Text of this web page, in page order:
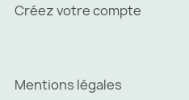
Créez votre compte
Mentions légales